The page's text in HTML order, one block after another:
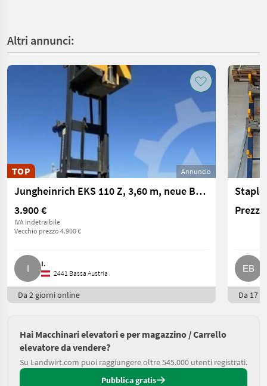
Altri annunci:
Annuncio
TOP
Jungheinrich EKS 110 Z, 3,60 m, neue Batterie 2024, EKS 110 Z 280 ZZ
3.900 €
IVA indetraibile
Vecchio prezzo 4.900 €
I.
2441 Bassa Austria
Da 2 giorni online Da 17
Hai Macchinari elevatori e per magazzino / Carrello
elevatore da vendere?
Su Landwirt.com puoi raggiungere oltre 545.000 utenti registrati.
Pubblica gratis